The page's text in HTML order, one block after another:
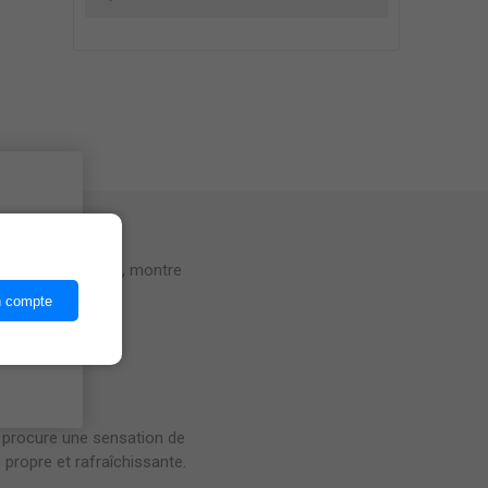
l'oxydation, montre
une sensation de
propre et rafraîchissante.
compte